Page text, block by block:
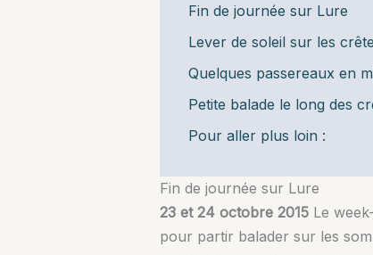
Fin de journée sur Lure
Lever de soleil sur les
Quelques passereaux en
Petite balade le long des
Pour aller plus loin :
Fin de journée sur Lure
23 et 24 octobre 2015 Le
pour partir balader sur les